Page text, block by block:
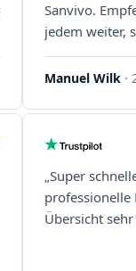
Sanvivo.
jedem weiter,
Immer wieder
Manuel Wilk ·
„Super
professionelle
Übersicht